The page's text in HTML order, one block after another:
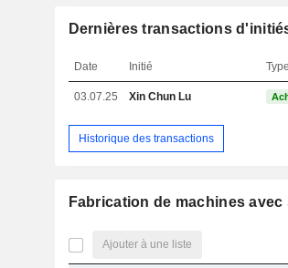
Dernières transactions
Date Initié Type
03.07.25 Xin Chun Lu
Historique des transactions
Fabrication de machines
Ajouter à une liste